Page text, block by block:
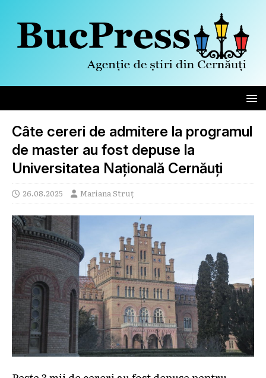
Câte cereri de admitere la programul
de master au fost depuse la
Universitatea Națională Cernăuți
26.08.2025 Mariana Struț